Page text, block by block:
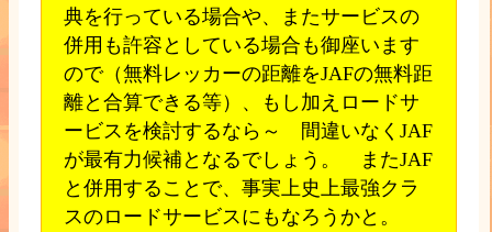
典を行っている場合や、またサービスの
併用も許容としている場合も御座います
ので（無料レッカーの距離をJAFの無料距
離と合算できる等）、もし加えロードサ
ービスを検討するなら～ 間違いなくJAF
が最有力候補となるでしょう。 またJAF
と併用することで、事実上史上最強クラ
スのロードサービスにもなろうかと。